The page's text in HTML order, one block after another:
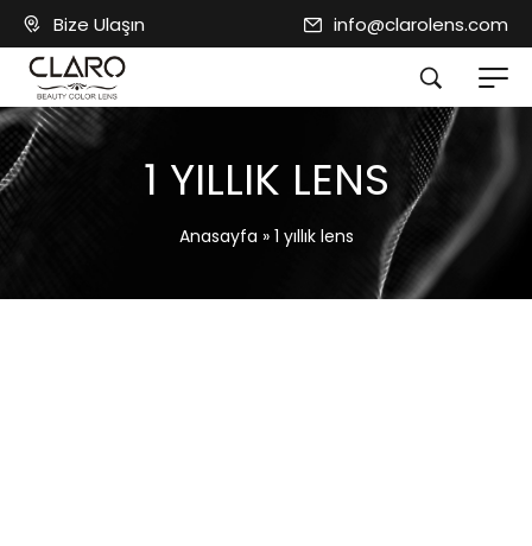
Bize Ulaşın info@clarolens.com
1 YILLIK LENS
Anasayfa » 1 yıllık lens